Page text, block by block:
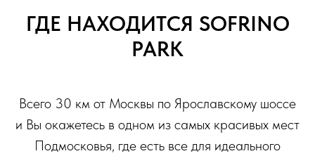
ГДЕ НАХОДИТСЯ SOFRINO
PARK
Всего 30 км от Москвы по Ярославскому шоссе
и Вы окажетесь в одном из самых красивых мест
Подмосковья, где есть все для идеального